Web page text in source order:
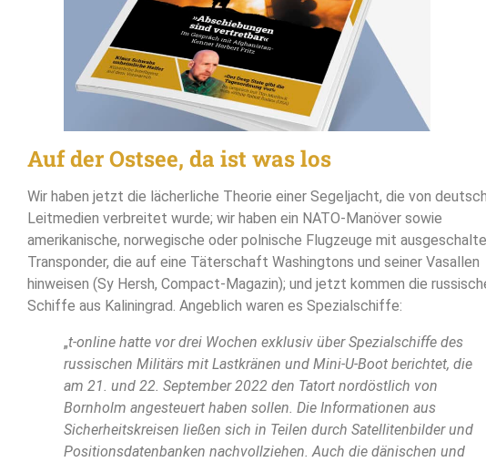
Auf der Ostsee, da ist was los
Wir haben jetzt die lächerliche Theorie einer Segeljacht, die von
Leitmedien verbreitet wurde; wir haben ein NATO-Manöver sowie
amerikanische, norwegische oder polnische Flugzeuge mit
Transponder, die auf eine Täterschaft Washingtons und seiner Vasallen
hinweisen (Sy Hersh, Compact-Magazin); und jetzt kommen die
Schiffe aus Kaliningrad. Angeblich waren es Spezialschiffe:
„t-online hatte vor drei Wochen exklusiv über Spezialschiffe des
russischen Militärs mit Lastkränen und Mini-U-Boot berichtet, die
am 21. und 22. September 2022 den Tatort nordöstlich von
Bornholm angesteuert haben sollen. Die Informationen aus
Sicherheitskreisen ließen sich in Teilen durch Satellitenbilder und
Positionsdatenbanken nachvollziehen. Auch die dänischen und